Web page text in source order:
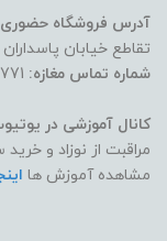
آدرس فروشگاه حضوری
تقاطع خیابان
شماره تماس مغازه:
کانال آموزشی در
مراقبت از نوزاد و
مشاهده آموزش ها